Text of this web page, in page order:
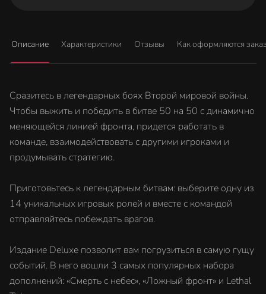
Описание Характеристики Отзывы Как оформляются
Сразитесь в легендарных боях Второй мировой войны.
Чтобы выжить и победить в битве 50 на 50 с динамично
меняющейся линией фронта, придется работать в
команде, взаимодействовать с другими игроками и
продумывать стратегию.
Приготовьтесь к легендарным битвам: выберите одну из
14 уникальных игровых ролей и вместе с командой
отправляйтесь побеждать врагов.
Издание Deluxe позволит вам погрузиться в самую гущу
событий. В него вошли 3 самых популярных набора
дополнений: «Смерть с небес», «Ложный фронт» и Lethal